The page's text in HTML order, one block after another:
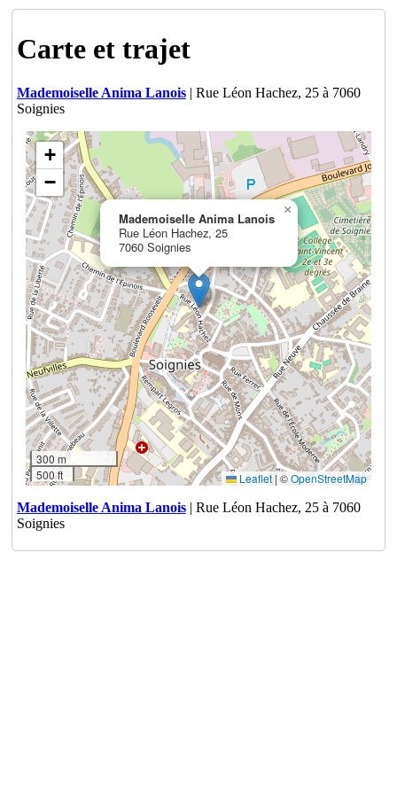
Carte et trajet
Mademoiselle Anima Lanois| Rue Léon Hachez, 25 à 7060
Soignies
Mademoiselle Anima Lanois
Rue Léon Hachez, 25
7060 Soignies
×
+
−
300 m
500 ft
Leaflet|©OpenStreetMap
Mademoiselle Anima Lanois| Rue Léon Hachez, 25 à 7060
Soignies